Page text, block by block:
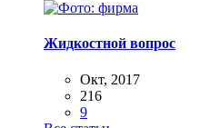
Жидкостной вопрос
Окт, 2017
216
9